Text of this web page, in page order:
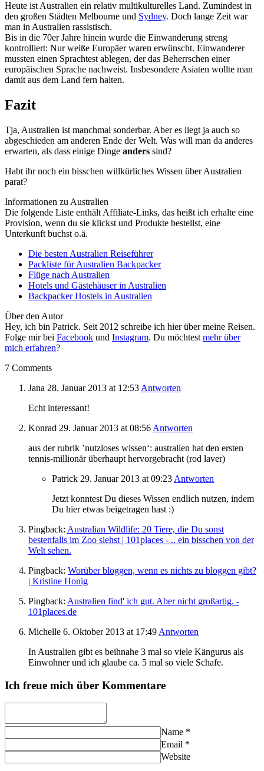
Heute ist Australien ein relativ multikulturelles Land. Zumindest in
den großen Städten Melbourne und Sydney. Doch lange Zeit war
man in Australien rassistisch.
Bis in die 70er Jahre hinein wurde die Einwanderung streng
kontrolliert: Nur weiße Europäer waren erwünscht. Einwanderer
mussten einen Sprachtest ablegen, der das Beherrschen einer
europäischen Sprache nachweist. Insbesondere Asiaten wollte man
damit aus dem Land fern halten.
Fazit
Tja, Australien ist manchmal sonderbar. Aber es liegt ja auch so
abgeschieden am anderen Ende der Welt. Was will man da anderes
erwarten, als dass einige Dinge anders sind?
Habt ihr noch ein bisschen willkürliches Wissen über Australien
parat?
Informationen zu Australien
Die folgende Liste enthält Affiliate-Links, das heißt ich erhalte eine
Provision, wenn du sie klickst und Produkte bestellst, eine
Unterkunft buchst o.ä.
Die besten Australien Reiseführer
Packliste für Australien Backpacker
Flüge nach Australien
Hotels und Gästehäuser in Australien
Backpacker Hostels in Australien
Über den Autor
Hey, ich bin Patrick. Seit 2012 schreibe ich hier über meine Reisen.
Folge mir bei Facebook und Instagram. Du möchtest mehr über
mich erfahren?
7 Comments
Jana 28. Januar 2013 at 12:53 Antworten
Echt interessant!
Konrad 29. Januar 2013 at 08:56 Antworten
aus der rubrik ’nutzloses wissen‘: australien hat den ersten
tennis-millionär überhaupt hervorgebracht (rod laver)
Patrick 29. Januar 2013 at 09:23 Antworten
Jetzt konntest Du dieses Wissen endlich nutzen, indem
Du hier etwas beigetragen hast :)
Pingback: Australian Wildlife: 20 Tiere, die Du sonst
bestenfalls im Zoo siehst | 101places - .. ein bisschen von der
Welt sehen.
Pingback: Worüber bloggen, wenn es nichts zu bloggen gibt?
| Kristine Honig
Pingback: Australien find' ich gut. Aber nicht großartig. -
101places.de
Michelle 6. Oktober 2013 at 17:49 Antworten
In Australien gibt es beihnahe 3 mal so viele Kängurus als
Einwohner und ich glaube ca. 5 mal so viele Schafe.
Ich freue mich über Kommentare
Name *
Email *
Website